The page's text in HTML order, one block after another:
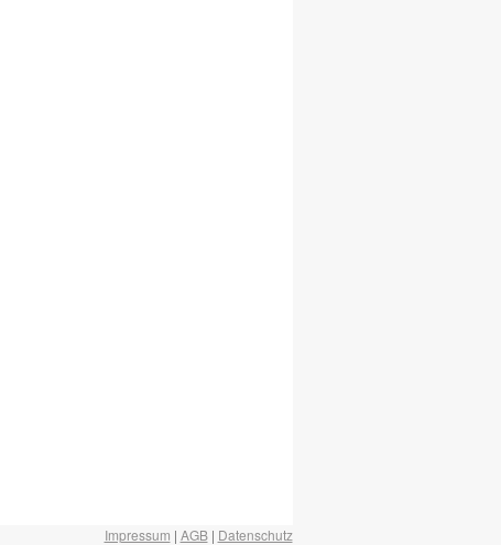
Impressum | AGB| Datenschutz